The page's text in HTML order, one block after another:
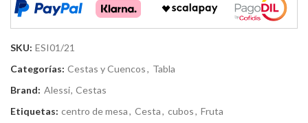
SKU: ESI01/21
Categorías: Cestas y Cuencos, Tabla
Brand: Alessi, Cestas
Etiquetas: centro de mesa, Cesta, cubos, Fruta